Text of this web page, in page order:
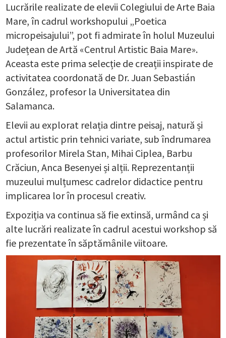
Lucrările realizate de elevii Colegiului de Arte Baia
Mare, în cadrul workshopului „Poetica
micropeisajului”, pot fi admirate în holul Muzeului
Județean de Artă «Centrul Artistic Baia Mare».
Aceasta este prima selecție de creații inspirate de
activitatea coordonată de Dr. Juan Sebastián
González, profesor la Universitatea din
Salamanca.
Elevii au explorat relația dintre peisaj, natură și
actul artistic prin tehnici variate, sub îndrumarea
profesorilor Mirela Stan, Mihai Ciplea, Barbu
Crăciun, Anca Besenyei și alții. Reprezentanții
muzeului mulțumesc cadrelor didactice pentru
implicarea lor în procesul creativ.
Expoziția va continua să fie extinsă, urmând ca și
alte lucrări realizate în cadrul acestui workshop să
fie prezentate în săptămânile viitoare.